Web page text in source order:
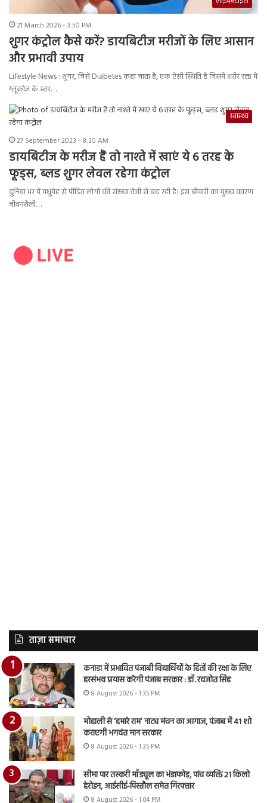
21 March 2026 - 3:50 PM
शुगर कंट्रोल कैसे करें? डायबिटीज मरीजों के लिए आसान
और प्रभावी उपाय
Lifestyle News : शुगर, जिसे Diabetes कहा जाता है, एक ऐसी स्थिति है जिसमें शरीर रक्त में
ग्लूकोज के स्तर…
स्वास्थ्य
27 September 2023 - 8:30 AM
डायबिटीज के मरीज हैं तो नाश्ते में खाएं ये 6 तरह के
फूड्स, ब्लड शुगर लेवल रहेगा कंट्रोल
दुनिया भर में मधुमेह से पीड़ित लोगों की संख्या तेजी से बढ़ रही है। इस बीमारी का मुख्य कारण
जीवनशैली…
ताज़ा समाचार
कनाडा में प्रभावित पंजाबी विद्यार्थियों के हितों की रक्षा के लिए
हरसंभव प्रयास करेगी पंजाब सरकार : डॉ. रवजोत सिंह
8 August 2026 - 1:35 PM
मोहाली से ‘हमारे राम’ नाट्य मंचन का आगाज, पंजाब में 41 शो
कराएगी भगवंत मान सरकार
8 August 2026 - 1:35 PM
सीमा पार तस्करी मॉड्यूल का भंडाफोड़, पांच व्यक्ति 21 किलो
हेरोइन, आईसीई-पिस्तौल समेत गिरफ्तार
8 August 2026 - 1:04 PM